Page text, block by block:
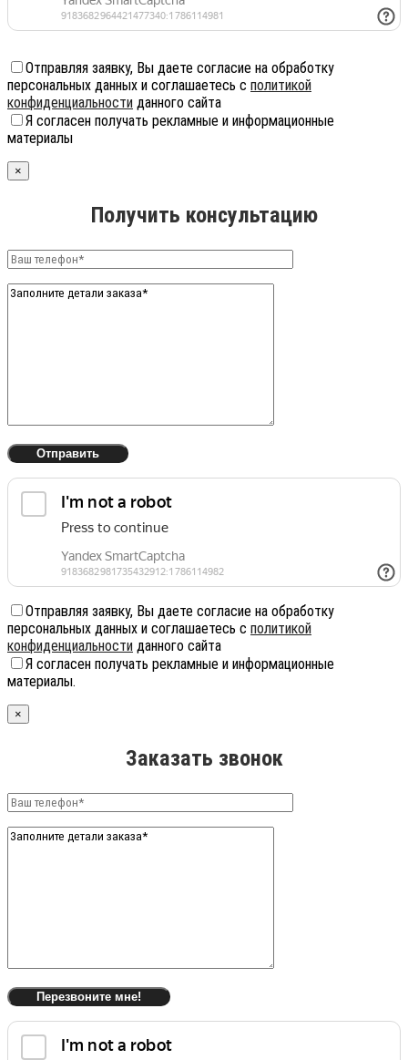
Отправляя заявку, Вы даете согласие на обработку
персональных данных и соглашаетесь с политикой
конфиденциальности данного сайта
Я согласен получать рекламные и информационные
материалы
×
Получить консультацию
Отправляя заявку, Вы даете согласие на обработку
персональных данных и соглашаетесь с политикой
конфиденциальности данного сайта
Я согласен получать рекламные и информационные
материалы.
×
Заказать звонок